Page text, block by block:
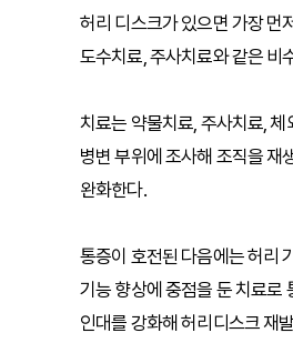
허리 디스크가 있으면 가장 먼
도수치료, 주사치료와 같은 비
치료는 약물치료, 주사치료,
병변 부위에 조사해 조직을 재
완화한다.
통증이 호전된 다음에는 허리
기능 향상에 중점을 둔 치료로
인대를 강화해 허리디스크 재